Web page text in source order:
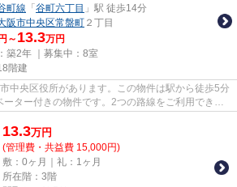
町線 「 谷町六丁目 」駅 徒歩14分
阪市中央区常盤町 ２丁目
～ 13.3万円
築2年 ｜募集中： 8室
階建
中央区役所があります。この物件は駅から徒歩5分
ター付きの物件です。2つの路線をご利用できる
13.3万円
(管理費・共益費 15,000円)
敷：0ヶ月｜礼：1ヶ月
所在階：3階